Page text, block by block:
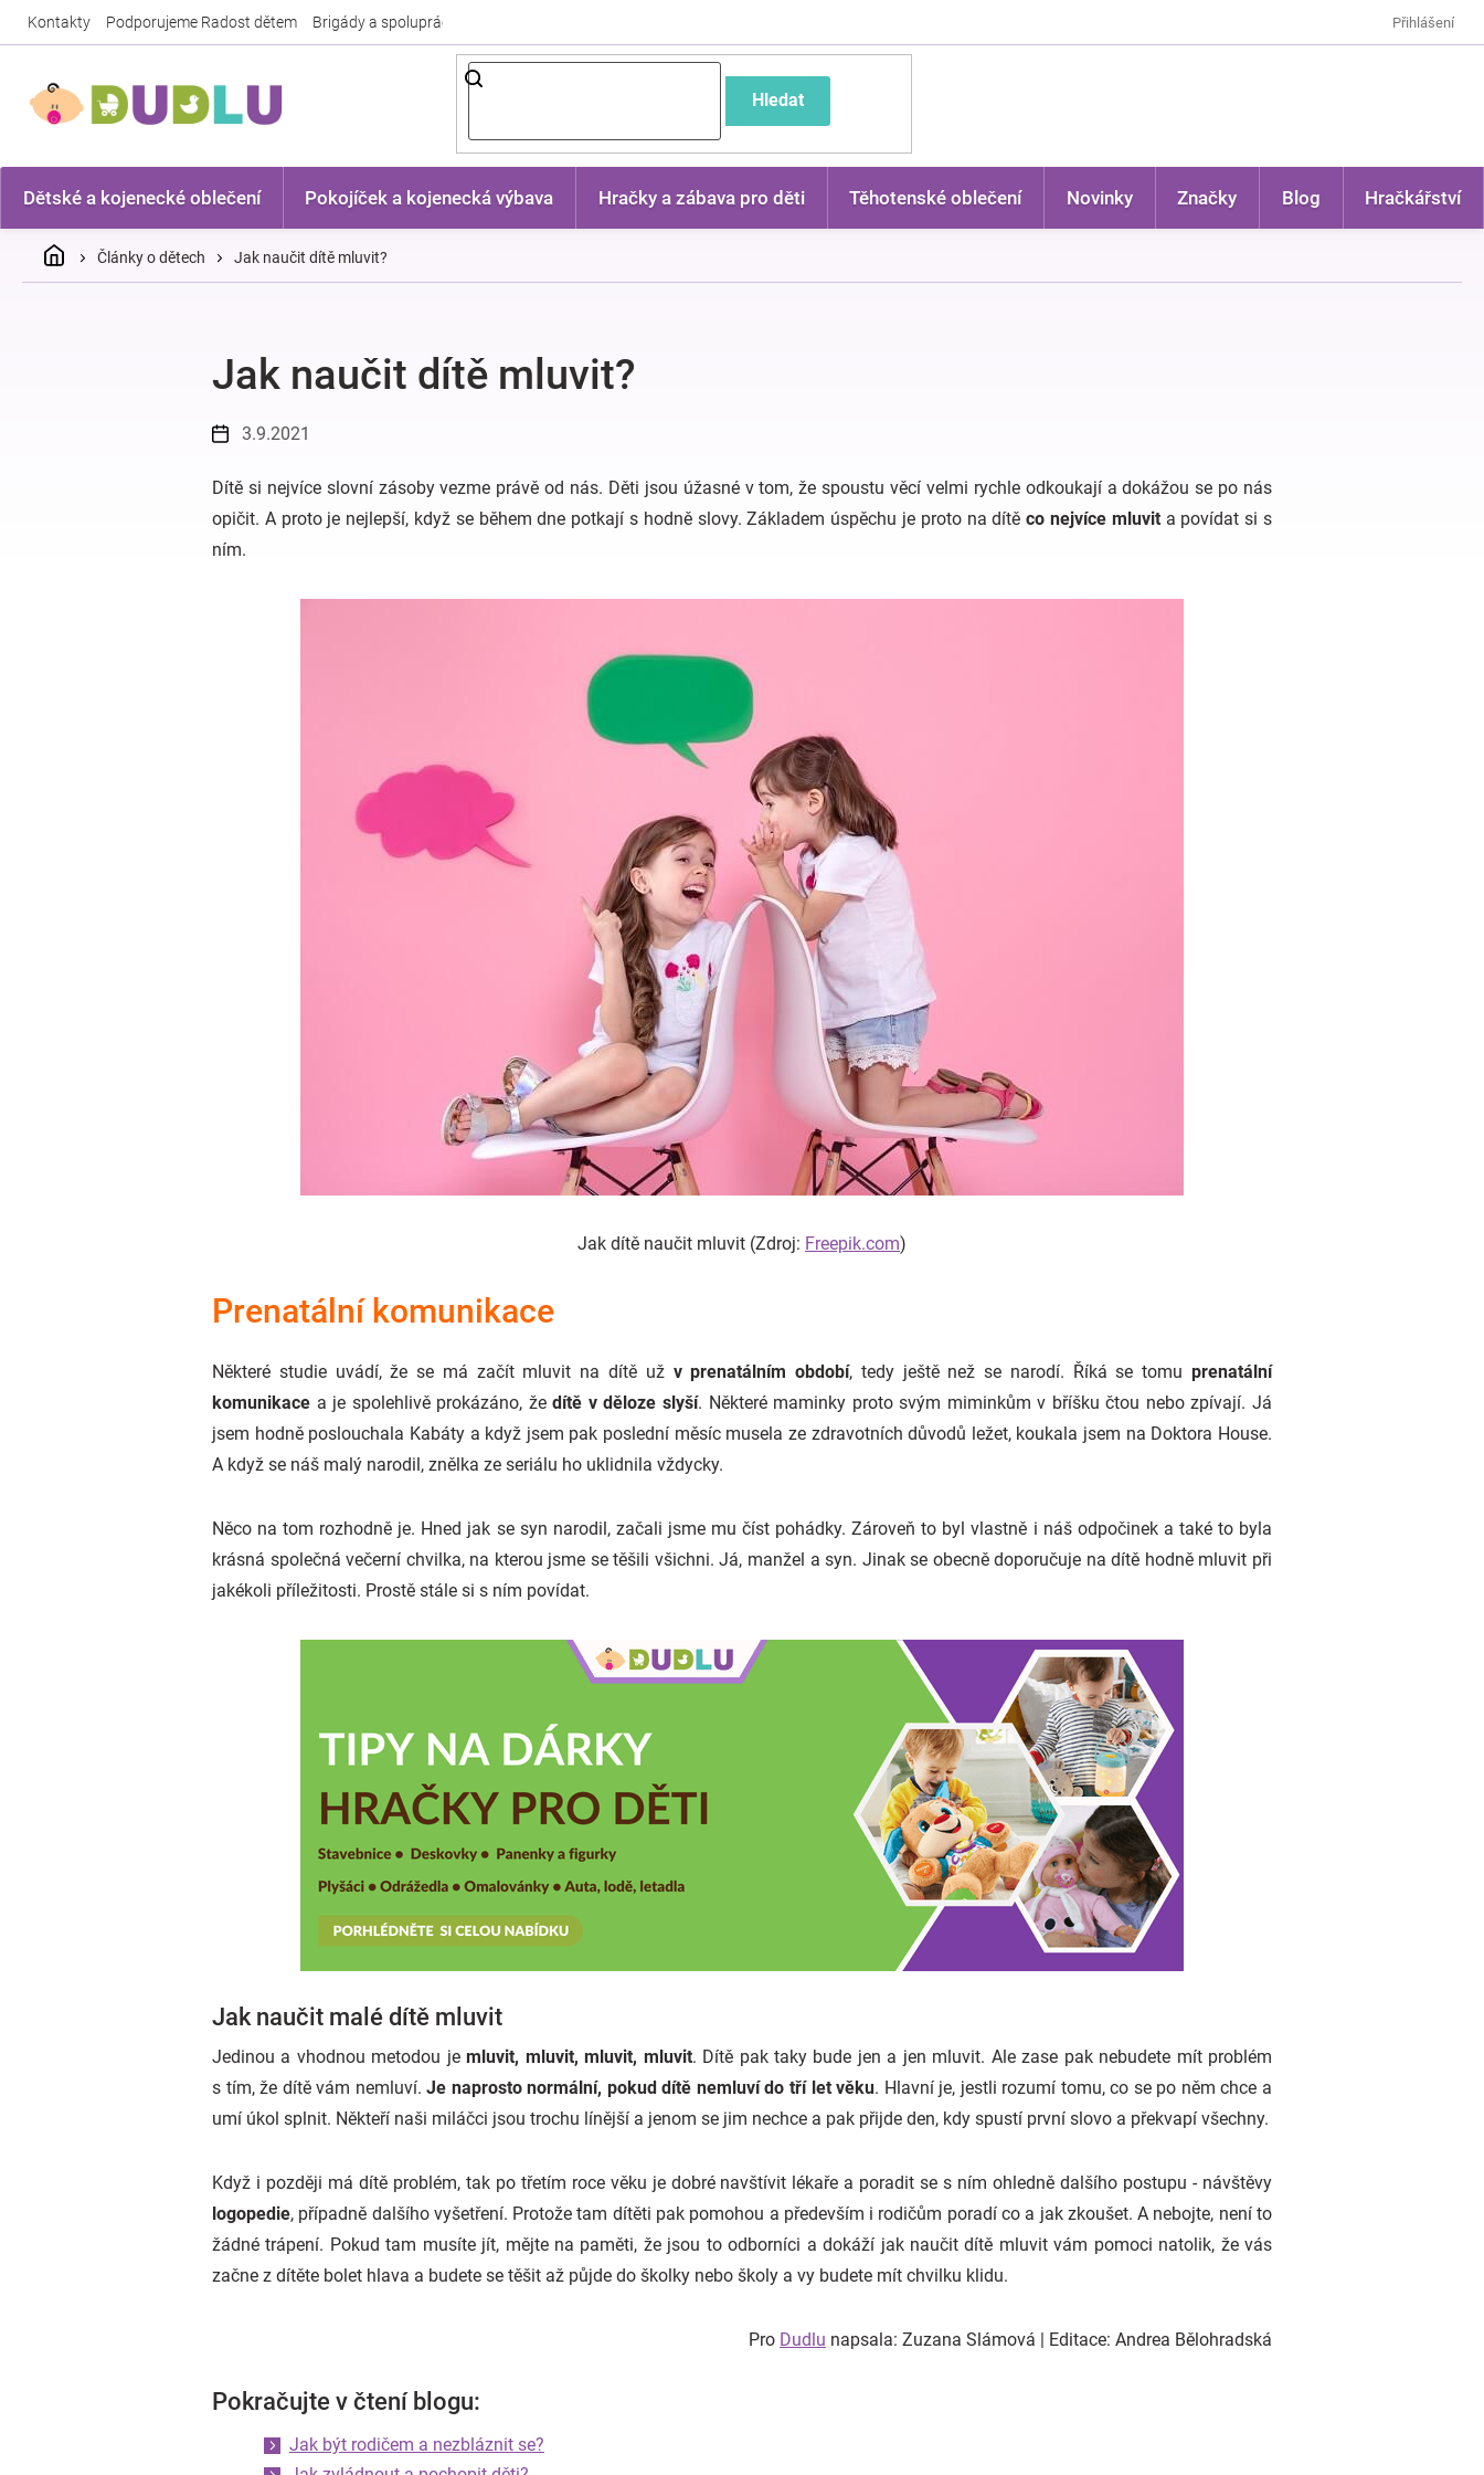
Kontakty Podporujeme Radost dětem Brigády a spolupráce Přihlášení
Hledat
Dětské a kojenecké oblečení Pokojíček a kojenecká výbava Hračky a zábava pro děti Těhotenské oblečení Novinky Značky Blog Hračkářství
DomůČlánky o dětech Jak naučit dítě mluvit?
Jak naučit dítě mluvit?
3.9.2021
Dítě si nejvíce slovní zásoby vezme právě od nás. Děti jsou úžasné v tom, že spoustu věcí velmi rychle odkoukají a dokážou se po nás
opičit. A proto je nejlepší, když se během dne potkají s hodně slovy. Základem úspěchu je proto na dítěco nejvíce mluvita povídat si s
ním.
Jak dítě naučit mluvit (Zdroj: Freepik.com)
Prenatální komunikace
Některé studie uvádí, že se má začít mluvit na dítě už v prenatálním období, tedy ještě než se narodí. Říká se tomuprenatální
komunikace a je spolehlivě prokázáno, žedítě v děloze slyší. Některé maminky proto svým miminkům v bříšku čtou nebo zpívají. Já
jsem hodně poslouchala Kabáty a když jsem pak poslední měsíc musela ze zdravotních důvodů ležet, koukala jsem na Doktora House.
A když se náš malý narodil, znělka ze seriálu ho uklidnila vždycky.
Něco na tom rozhodně je. Hned jak se syn narodil, začali jsme mu číst pohádky. Zároveň to byl vlastně i náš odpočinek a také to byla
krásná společná večerní chvilka, na kterou jsme se těšili všichni. Já, manžel a syn. Jinak se obecně doporučuje na dítě hodně mluvit při
jakékoli příležitosti. Prostě stále si s ním povídat.
Jak naučit malé dítě mluvit
Jedinou a vhodnou metodou jemluvit, mluvit, mluvit, mluvit. Dítě pak taky bude jen a jen mluvit. Ale zase pak nebudete mít problém
s tím, že dítě vám nemluví.Je naprosto normální, pokud dítě nemluví do tří let věku. Hlavní je, jestli rozumí tomu, co se po něm chce a
umí úkol splnit. Někteří naši miláčci jsou trochu línější a jenom se jim nechce a pak přijde den, kdy spustí první slovo a překvapí všechny.
Když i později má dítě problém, tak po třetím roce věku je dobré navštívit lékaře a poradit se s ním ohledně dalšího postupu - návštěvy
logopedie, případně dalšího vyšetření. Protože tam dítěti pak pomohou a především i rodičům poradí co a jak zkoušet. A nebojte, není to
žádné trápení. Pokud tam musíte jít, mějte na paměti, že jsou to odborníci a dokáží jak naučit dítě mluvit vám pomoci natolik, že vás
začne z dítěte bolet hlava a budete se těšit až půjde do školky nebo školy a vy budete mít chvilku klidu.
Pro Dudlu napsala: Zuzana Slámová | Editace: Andrea Bělohradská
Pokračujte v čtení blogu:
Jak být rodičem a nezbláznit se?